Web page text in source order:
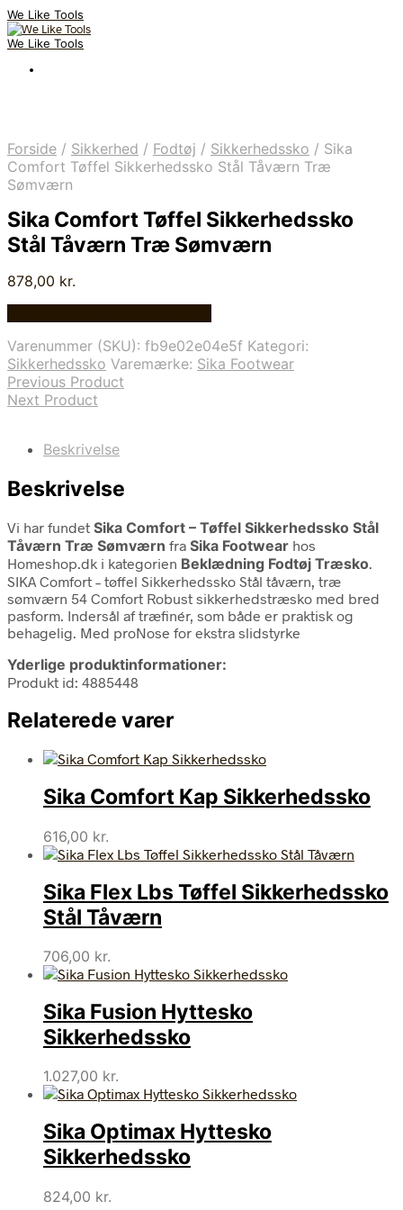
We Like Tools
We Like Tools
Forside / Sikkerhed / Fodtøj / Sikkerhedssko / Sika
Comfort Tøffel Sikkerhedssko Stål Tåværn Træ
Sømværn
Sika Comfort Tøffel Sikkerhedssko
Stål Tåværn Træ Sømværn
878,00 kr.
Varenummer (SKU): fb9e02e04e5f Kategori:
Sikkerhedssko Varemærke: Sika Footwear
Previous Product
Next Product
Beskrivelse
Beskrivelse
Vi har fundet Sika Comfort – Tøffel Sikkerhedssko Stål
Tåværn Træ Sømværn fra Sika Footwear hos
Homeshop.dk i kategorien Beklædning Fodtøj Træsko.
SIKA Comfort – tøffel Sikkerhedssko Stål tåværn, træ
sømværn 54 Comfort Robust sikkerhedstræsko med bred
pasform. Indersål af træfinér, som både er praktisk og
behagelig. Med proNose for ekstra slidstyrke
Yderlige produktinformationer:
Produkt id: 4885448
Relaterede varer
Sika Comfort Kap Sikkerhedssko
616,00 kr.
Sika Flex Lbs Tøffel Sikkerhedssko
Stål Tåværn
706,00 kr.
Sika Fusion Hyttesko
Sikkerhedssko
1.027,00 kr.
Sika Optimax Hyttesko
Sikkerhedssko
824,00 kr.